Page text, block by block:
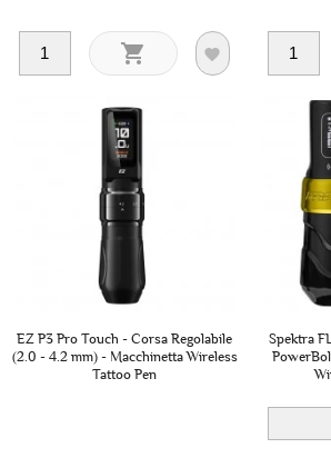
 
EZ P3 Pro Touch - Corsa Regolabile
(2.0 - 4.2 mm) - Macchinetta Wireless
Tattoo Pen
Spektra